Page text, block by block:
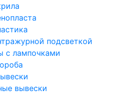
подсветкой
с лампочками
вывески